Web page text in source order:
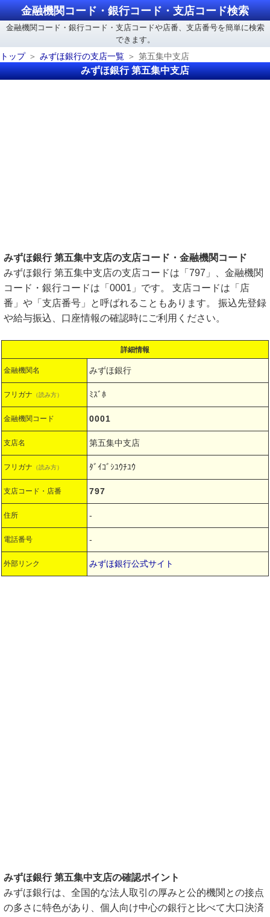
金融機関コード・銀行コード・支店コード検索
金融機関コード・銀行コード・支店コードや店番、支店番号を簡単に検索
できます。
トップ
みずほ銀行の支店一覧 第五集中支店
みずほ銀行 第五集中支店
みずほ銀行 第五集中支店の支店コード・金融機関コード
みずほ銀行 第五集中支店の支店コードは「797」、金融機関
コード・銀行コードは「0001」です。 支店コードは「店
番」や「支店番号」と呼ばれることもあります。 振込先登録
や給与振込、口座情報の確認時にご利用ください。
詳細情報
金融機関名 みずほ銀行
フリガナ （読み方） ﾐｽﾞﾎ
金融機関コード 0001
支店名 第五集中支店
フリガナ （読み方） ﾀﾞｲｺﾞｼﾕｳﾁﾕｳ
支店コード・店番 797
住所 -
電話番号 -
外部リンク みずほ銀行公式サイト
みずほ銀行 第五集中支店の確認ポイント
みずほ銀行は、全国的な法人取引の厚みと公的機関との接点
の多さに特色があり、個人向け中心の銀行と比べて大口決済